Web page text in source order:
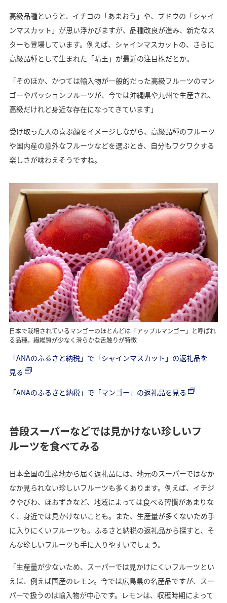
高級品種というと、イチゴの「あまおう」や、ブドウの「シャイ
ンマスカット」が思い浮かびますが、品種改良が進み、新たなス
ターも登場しています。例えば、シャインマスカットの、さらに
高級品種として生まれた「晴王」が最近の注目株だとか。
「そのほか、かつては輸入物が一般的だった高級フルーツのマン
ゴーやパッションフルーツが、今では沖縄県や九州で生産され、
高級だけれど身近な存在になってきています」
受け取った人の喜ぶ顔をイメージしながら、高級品種のフルーツ
や国内産の意外なフルーツなどを選ぶとき、自分もワクワクする
楽しさが味わえそうですね。
日本で栽培されているマンゴーのほとんどは「アップルマンゴー」と呼ばれ
る品種。繊維質が少なく滑らかな舌触りが特徴
「ANAのふるさと納税」で「シャインマスカット」の返礼品を
見る
「ANAのふるさと納税」で「マンゴー」の返礼品を見る
普段スーパーなどでは見かけない珍しいフ
ルーツを食べてみる
日本全国の生産地から届く返礼品には、地元のスーパーではなか
なか見られない珍しいフルーツも多くあります。例えば、イチジ
クやびわ、ほおずきなど、地域によっては食べる習慣があまりな
く、身近では見かけないことも。また、生産量が多くないため手
に入りにくいフルーツも。ふるさと納税の返礼品から探すと、そ
んな珍しいフルーツも手に入りやすいでしょう。
「生産量が少ないため、スーパーでは見かけにくいフルーツとい
えば、例えば国産のレモン。今では広島県の名産品ですが、スー
パーで扱うのは輸入物が中心です。レモンは、収穫時期によって